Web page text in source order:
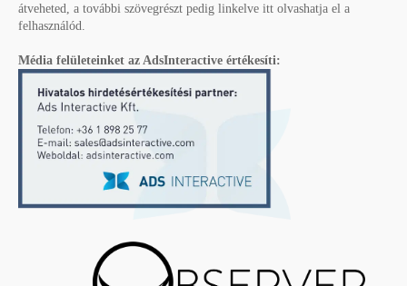
átveheted, a további szövegrészt pedig linkelve itt olvashatja el a
felhasználód.
Média felületeinket az AdsInteractive értékesíti: